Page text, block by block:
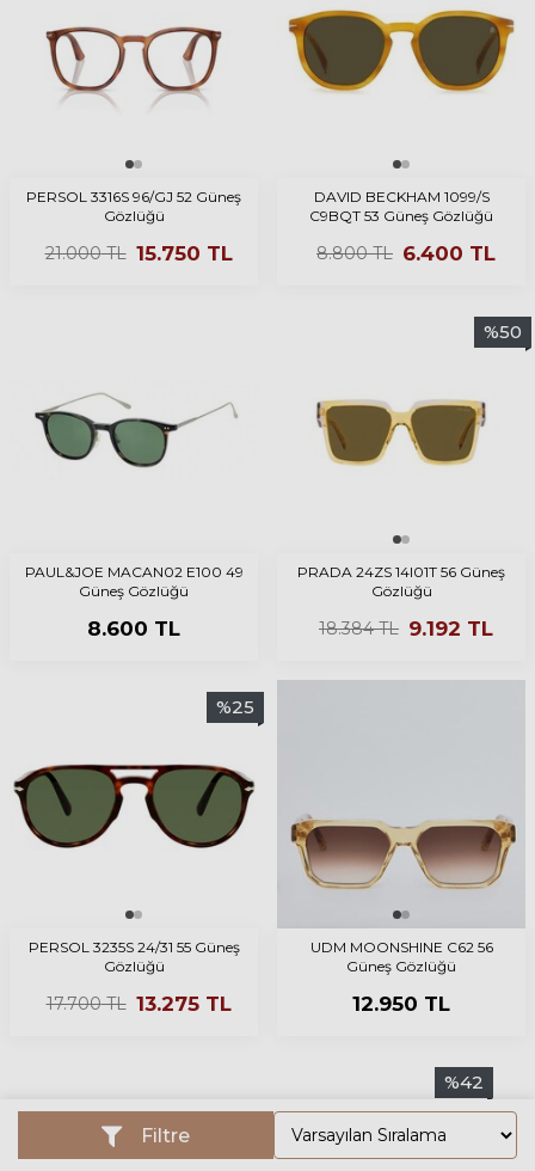
PERSOL 3316S 96/GJ 52 Güneş
Gözlüğü
21.000TL 15.750 TL
DAVID BECKHAM 1099/S
C9BQT 53 Güneş Gözlüğü
8.800TL 6.400 TL
PAUL&JOE MACAN02 E100 49
Güneş Gözlüğü
8.600 TL
%50
PRADA 24ZS 14I01T 56 Güneş
Gözlüğü
18.384TL 9.192 TL
%25
PERSOL 3235S 24/31 55 Güneş
Gözlüğü
17.700TL 13.275TL
UDM MOONSHINE C62 56
Güneş Gözlüğü
12.950 TL
%42
Filtre